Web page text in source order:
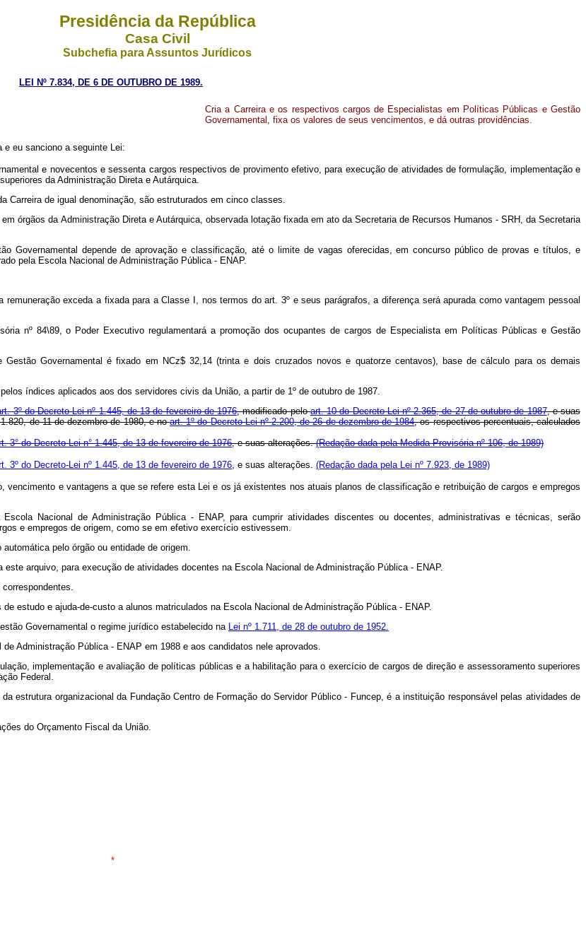
Presidência da República
Casa Civil
Subchefia para Assuntos Jurídicos
LEI Nº 7.834, DE 6 DE OUTUBRO DE 1989.
Cria a Carreira e os respectivos cargos de Especialistas em Políticas Públicas e Gestão
Governamental, fixa os valores de seus vencimentos, e dá outras providências.
e eu sanciono a seguinte Lei:
e novecentos e sessenta cargos respectivos de provimento efetivo, para execução de atividades de formulação, implementação e
da Administração Direta e Autárquica.
Carreira de igual denominação, são estruturados em cinco classes.
órgãos da Administração Direta e Autárquica, observada lotação fixada em ato da Secretaria de Recursos Humanos - SRH, da Secretaria
Governamental depende de aprovação e classificação, até o limite de vagas oferecidas, em concurso público de provas e títulos, e
pela Escola Nacional de Administração Pública - ENAP.
exceda a fixada para a Classe I, nos termos do art. 3º e seus parágrafos, a diferença será apurada como vantagem pessoal
nº 84\89, o Poder Executivo regulamentará a promoção dos ocupantes de cargos de Especialista em Políticas Públicas e Gestão
Governamental é fixado em NCz$ 32,14 (trinta e dois cruzados novos e quatorze centavos), base de cálculo para os demais
índices aplicados aos dos servidores civis da União, a partir de 1º de outubro de 1987.
3º do Decreto-Lei nº 1.445, de 13 de fevereiro de 1976, modificado peloart. 10 do Decreto-Lei nº 2.365, de 27 de outubro de 1987, e suas
de 11 de dezembro de 1980, e noart. 1º do Decreto-Lei nº 2.200, de 26 de dezembro de 1984, os respectivos percentuais, calculados
3° do Decreto-Lei n° 1.445, de 13 de fevereiro de 1976, e suas alterações.(Redação dada pela Medida Provisória nº 106, de 1989)
3º do Decreto-Lei nº 1.445, de 13 de fevereiro de 1976, e suas alterações. (Redação dada pela Lei nº 7.923, de 1989)
vencimento e vantagens a que se refere esta Lei e os já existentes nos atuais planos de classificação e retribuição de cargos e empregos
Nacional de Administração Pública - ENAP, para cumprir atividades discentes ou docentes, administrativas e técnicas, serão
e empregos de origem, como se em efetivo exercício estivessem.
pelo órgão ou entidade de origem.
arquivo, para execução de atividades docentes na Escola Nacional de Administração Pública - ENAP.
estudo e ajuda-de-custo a alunos matriculados na Escola Nacional de Administração Pública - ENAP.
Governamental o regime jurídico estabelecido na Lei nº 1.711, de 28 de outubro de 1952.
Administração Pública - ENAP em 1988 e aos candidatos nele aprovados.
implementação e avaliação de políticas públicas e a habilitação para o exercício de cargos de direção e assessoramento superiores
Federal.
estrutura organizacional da Fundação Centro de Formação do Servidor Público - Funcep, é a instituição responsável pelas atividades de
do Orçamento Fiscal da União.
*